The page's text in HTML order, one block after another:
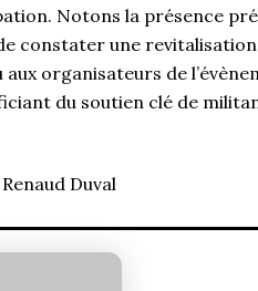
Notons la présence
constater une
aux organisateurs de
du soutien clé de
Duval